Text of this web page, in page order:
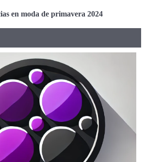
en moda de primavera 2024